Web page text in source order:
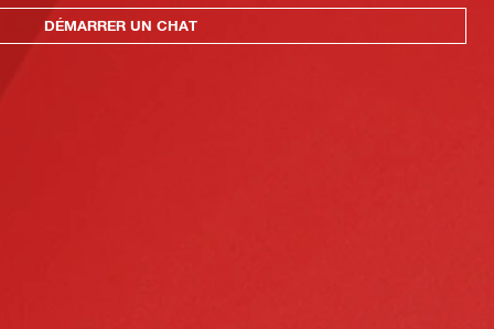
DÉMARRER UN CHAT